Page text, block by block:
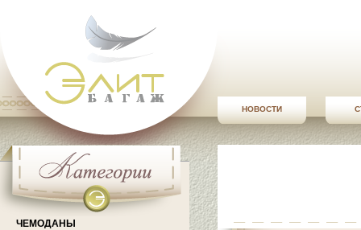
НОВОСТИ
ЧЕМОДАНЫ